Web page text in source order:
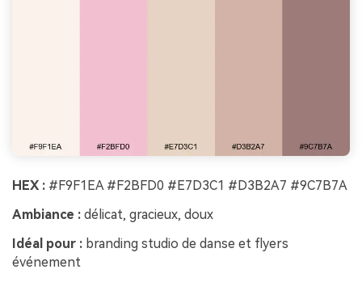
HEX : #F9F1EA #F2BFD0 #E7D3C1 #D3B2A7 #9C7B7A
Ambiance : délicat, gracieux, doux
Idéal pour : branding studio de danse et flyers
événement